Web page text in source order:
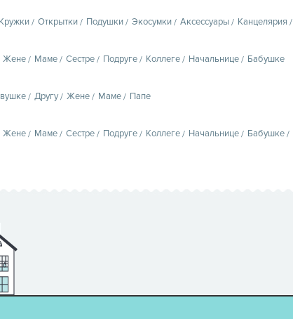
Кружки Открытки Подушки Экосумки Аксессуары Канцелярия
Жене Маме Сестре Подруге Коллеге Начальнице Бабушке
Другу Жене Маме Папе
Жене Маме Сестре Подруге Коллеге Начальнице Бабушке